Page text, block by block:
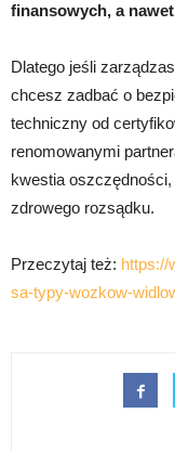
finansowych, a
Dlatego jeśli
chcesz zadbać o
techniczny od
renomowanymi
kwestia
zdrowego rozsądku.
Przeczytaj też: https://
sa-typy-wozkow-